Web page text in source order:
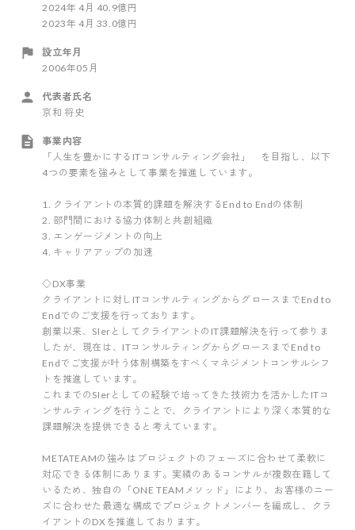
2024年 4月 40.9億円
2023年 4月 33.0億円
設立年月
2006年05月
代表者氏名
京和 将史
事業内容
「人生を豊かにするITコンサルティング会社」 を目指し、以下
4つの要素を強みとして事業を推進しています。
1. クライアントの本質的課題を解決するEnd to Endの体制
2. 部門間における協力体制と共創組織
3. エンゲージメントの向上
4. キャリアアップの加速
◇DX事業
クライアントに対しITコンサルティングからグロースまでEnd to
Endでのご支援を行っております。
創業以来、SIerとしてクライアントのIT課題解決を行って参りま
したが、現在は、ITコンサルティングからグロースまでEnd to
Endでご支援が叶う体制構築をすべくマネジメントコンサルシフ
トを推進しています。
これまでのSIerとしての経験で培ってきた技術力を活かしたITコ
ンサルティングを行うことで、クライアントにより深く本質的な
課題解決を提供できると考えています。
METATEAMの強みはプロジェクトのフェーズに合わせて柔軟に
対応できる体制にあります。実績のあるコンサルが複数在籍して
いるため、独自の「ONE TEAMメソッド」により、お客様のニー
ズに合わせた最適な構成でプロジェクトメンバーを編成し、クラ
イアントのDXを推進しております。